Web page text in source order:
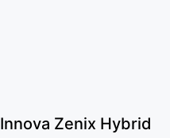
Innova Zenix Hybrid